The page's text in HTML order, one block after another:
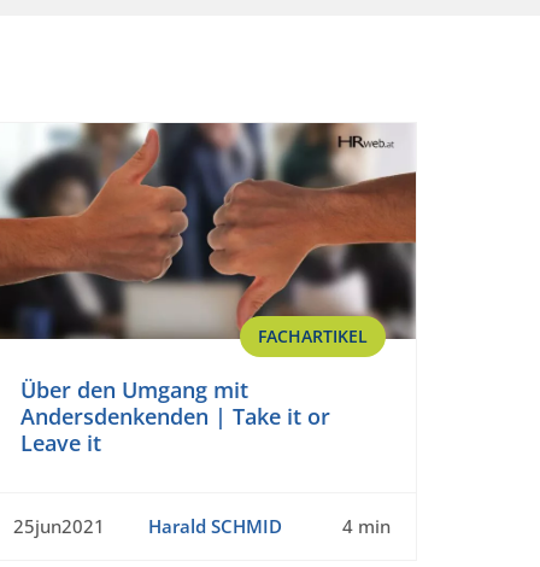
FACHARTIKEL
Über den Umgang mit
Andersdenkenden | Take it or
Leave it
25jun2021 Harald SCHMID 4 min